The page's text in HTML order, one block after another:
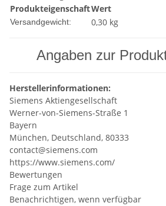
ProdukteigenschaftWert
Versandgewicht: 0,30 kg
Angaben zur
Herstellerinformationen:
Siemens Aktiengesellschaft
Werner-von-Siemens-Straße 1
Bayern
München, Deutschland, 80333
contact@siemens.com
https://www.siemens.com/
Bewertungen
Frage zum Artikel
Benachrichtigen, wenn verfügbar